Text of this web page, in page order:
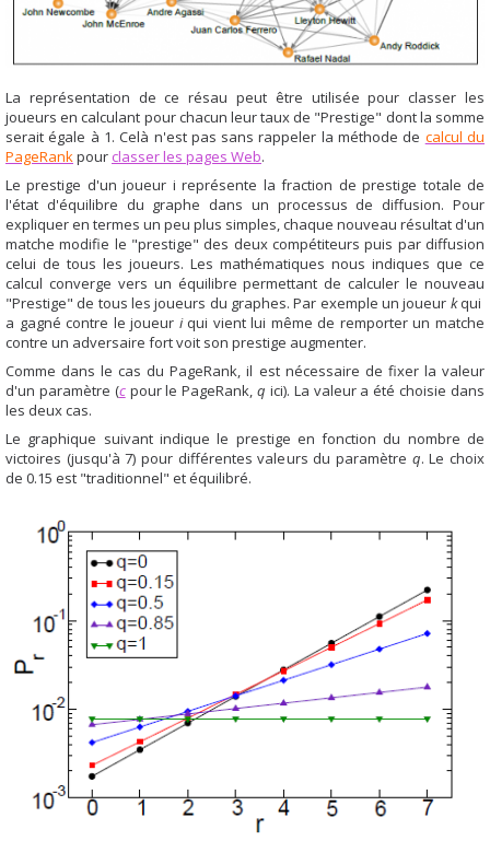
La représentation de ce résau peut être utilisée pour classer les
joueurs en calculant pour chacun leur taux de "Prestige" dont la somme
serait égale à 1. Celà n'est pas sans rappeler la méthode de calcul du
PageRankpour classer les pages Web.
Le prestige d'un joueur i représente la fraction de prestige totale de
l'état d'équilibre du graphe dans un processus de diffusion. Pour
expliquer en termes un peu plus simples, chaque nouveau résultat d'un
matche modifie le "prestige" des deux compétiteurs puis par diffusion
celui de tous les joueurs. Les mathématiques nous indiques que ce
calcul converge vers un équilibre permettant de calculer le nouveau
"Prestige" de tous les joueurs du graphes. Par exemple un joueur kqui
a gagné contre le joueur iqui vient lui même de remporter un matche
contre un adversaire fort voit son prestige augmenter.
Comme dans le cas du PageRank, il est nécessaire de fixer la valeur
d'un paramètre (cpour le PageRank,q ici). La valeur a été choisie dans
les deux cas.
Le graphique suivant indique le prestige en fonction du nombre de
victoires (jusqu'à 7) pour différentes valeurs du paramètre q. Le choix
de 0.15 est "traditionnel" et équilibré.